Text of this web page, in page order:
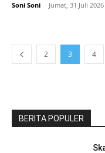
Soni Soni - Jumat, 31 Juli 2026
2 3 4
BERITA POPULER